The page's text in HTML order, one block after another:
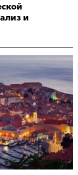
и